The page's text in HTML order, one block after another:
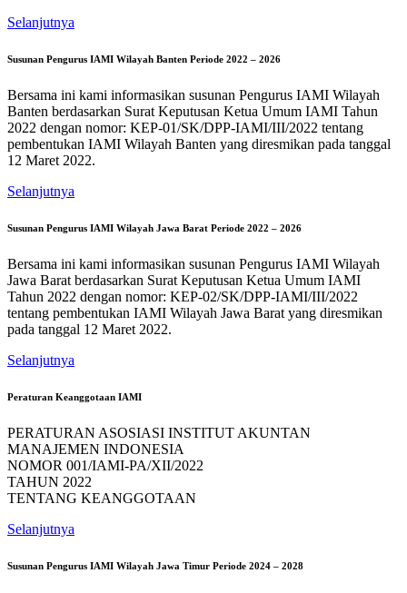
Selanjutnya
Susunan Pengurus IAMI Wilayah Banten Periode 2022 – 2026
Bersama ini kami informasikan susunan Pengurus IAMI Wilayah
Banten berdasarkan Surat Keputusan Ketua Umum IAMI Tahun
2022 dengan nomor: KEP-01/SK/DPP-IAMI/III/2022 tentang
pembentukan IAMI Wilayah Banten yang diresmikan pada tanggal
12 Maret 2022.
Selanjutnya
Susunan Pengurus IAMI Wilayah Jawa Barat Periode 2022 – 2026
Bersama ini kami informasikan susunan Pengurus IAMI Wilayah
Jawa Barat berdasarkan Surat Keputusan Ketua Umum IAMI
Tahun 2022 dengan nomor: KEP-02/SK/DPP-IAMI/III/2022
tentang pembentukan IAMI Wilayah Jawa Barat yang diresmikan
pada tanggal 12 Maret 2022.
Selanjutnya
Peraturan Keanggotaan IAMI
PERATURAN ASOSIASI INSTITUT AKUNTAN
MANAJEMEN INDONESIA
NOMOR 001/IAMI-PA/XII/2022
TAHUN 2022
TENTANG KEANGGOTAAN
Selanjutnya
Susunan Pengurus IAMI Wilayah Jawa Timur Periode 2024 – 2028